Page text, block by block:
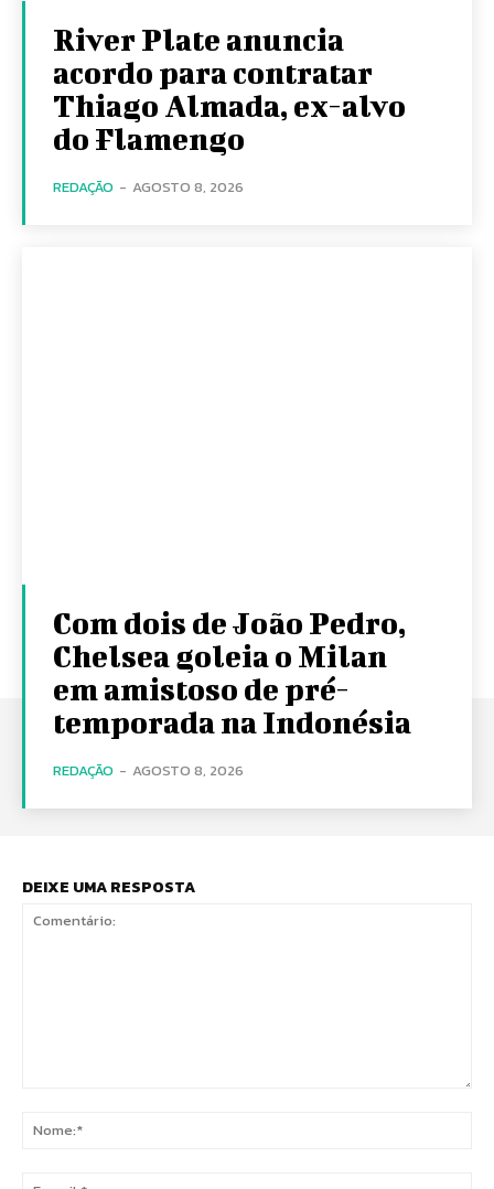
River Plate anuncia
acordo para contratar
Thiago Almada, ex-alvo
do Flamengo
REDAÇÃO - AGOSTO 8, 2026
Com dois de João Pedro,
Chelsea goleia o Milan
em amistoso de pré-
temporada na Indonésia
REDAÇÃO - AGOSTO 8, 2026
DEIXE UMA RESPOSTA